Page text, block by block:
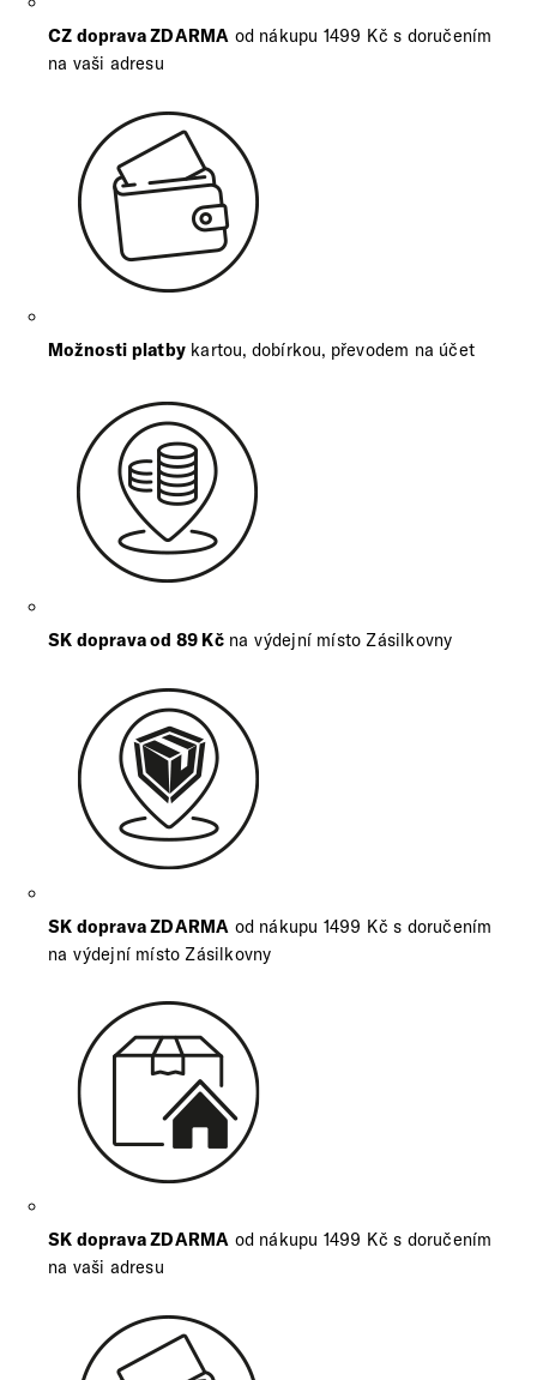
CZ doprava ZDARMA od nákupu 1499 Kč s doručením
na vaši adresu
Možnosti platby kartou, dobírkou, převodem na účet
SK doprava od 89 Kčna výdejní místo Zásilkovny
SK doprava ZDARMA od nákupu 1499 Kč s doručením
na výdejní místo Zásilkovny
SK doprava ZDARMA od nákupu 1499 Kč s doručením
na vaši adresu